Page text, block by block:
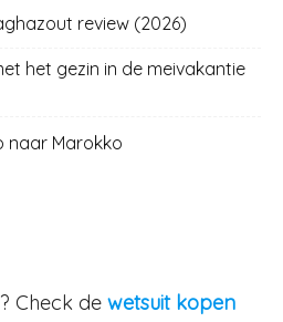
review (2026)
het gezin in de meivakantie
naar Marokko
Check de wetsuit kopen